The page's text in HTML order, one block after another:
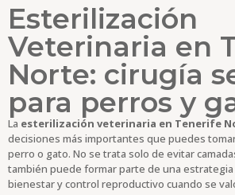
Esterilización
Veterinaria en
Norte: cirugía
para perros y
La esterilización veterinaria en Tenerife
decisiones más importantes que puedes
perro o gato. No se trata solo de evitar
también puede formar parte de una
bienestar y control reproductivo cuando se